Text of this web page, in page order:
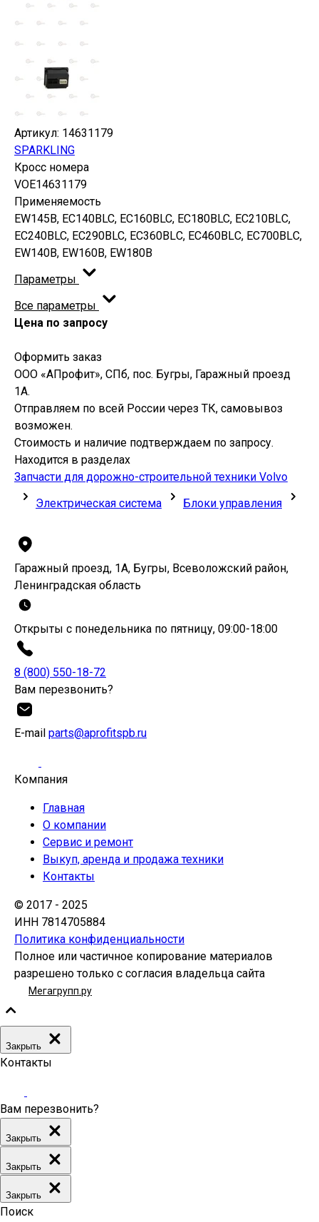
Артикул: 14631179
SPARKLING
Кросс номера
VOE14631179
Применяемость
EW145B, ЕС140ВLC, EC160ВLC, ЕC180ВLC, ЕC210BLС,
EС240ВLC, ЕС290ВLC, ЕС360BLС, ЕС460BLС, EC700BLС,
EW140B, ЕW160В, EW180B
Параметры
Все параметры
Цена по запросу
Оформить заказ
ООО «АПрофит», СПб, пос. Бугры, Гаражный проезд
1А.
Отправляем по всей России через ТК, самовывоз
возможен.
Стоимость и наличие подтверждаем по запросу.
Находится в разделах
Запчасти для дорожно-строительной техники Volvo
Электрическая система
Блоки управления
Гаражный проезд, 1А, Бугры, Всеволожский район,
Ленинградская область
Открыты с понедельника по пятницу, 09:00-18:00
8 (800) 550-18-72
Вам перезвонить?
Е-mail parts@aprofitspb.ru
Компания
Главная
О компании
Сервис и ремонт
Выкуп, аренда и продажа техники
Контакты
© 2017 - 2025
ИНН 7814705884
Политика конфиденциальности
Полное или частичное копирование материалов
разрешено только с согласия владельца сайта
Мегагрупп.ру
Закрыть
Контакты
Вам перезвонить?
Закрыть
Закрыть
Закрыть
Поиск